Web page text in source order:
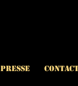
PRESSE